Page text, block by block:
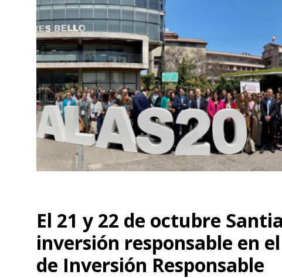
El 21 y 22 de octubre
inversión responsable en
de Inversión Responsable